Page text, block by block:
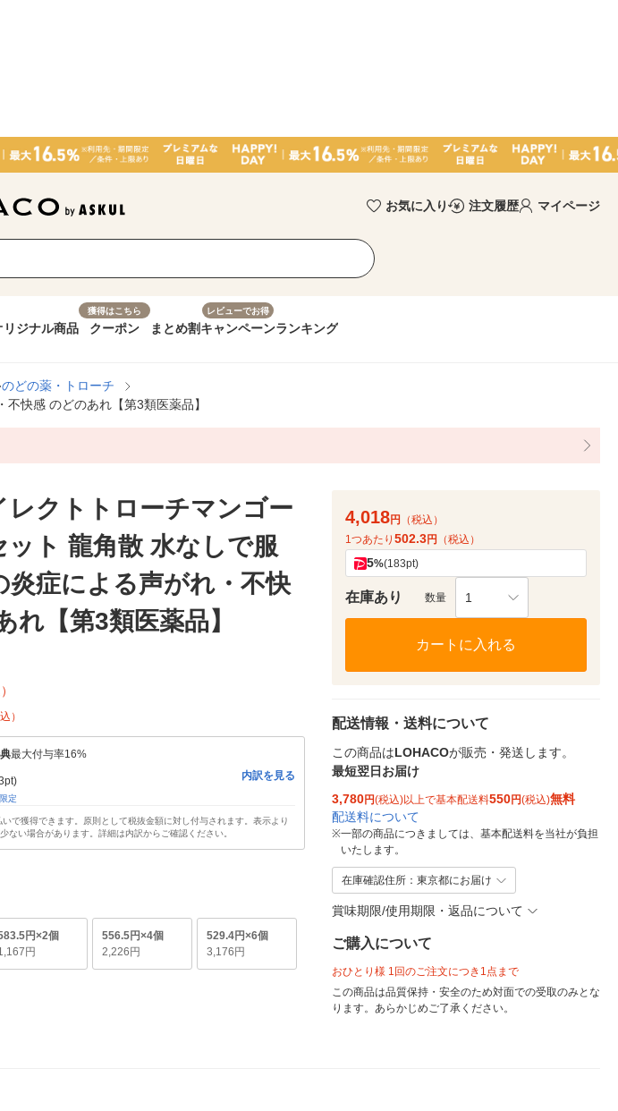
お気に入り 注文履歴 マイページ
リジナル商品
獲得はこちら
クーポン まとめ割
レビューでお得
キャンペーンランキング
のどの薬・トローチ
快感 のどのあれ【第3類医薬品】
レクトトローチマンゴー
ット 龍角散 水なしで服
症による声がれ・不快
れ【第3類医薬品】
）
最大付与率16%
定
内訳を見る
で獲得できます。原則として税抜金額に対し付与されます。表示より
ない場合があります。詳細は内訳からご確認ください。
円×2個
円
556.5円×4個
2,226円
529.4円×6個
3,176円
4,018円
（税込）
1つあたり 502.3円 （税込）
5%(183pt)
在庫あり 数量 1
カートに入れる
配送情報・送料について
この商品はLOHACOが販売・発送します。
最短翌日お届け
3,780円(税込)以上で基本配送料550円(税込)無料
配送料について
※一部の商品につきましては、基本配送料を当社が負担
いたします。
在庫確認住所：東京都にお届け
賞味期限/使用期限・返品について
ご購入について
おひとり様 1回のご注文につき1点まで
この商品は品質保持・安全のため対面での受取のみとな
ります。あらかじめご了承ください。